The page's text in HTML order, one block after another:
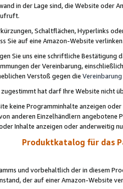
in der Lage sind, die Website oder
Schaltflächen, Hyperlinks
Sie auf eine Amazon-Website
Sie uns eine schriftliche
der Vereinbarung,
Verstoß gegen die Vereinbarung
hat darf Ihre Website nicht
keine Programminhalte anzeigen
anderen Einzelhändlern
Inhalte anzeigen oder anderweitig
Produktkatalog für das
und vorbehaltlich der in diesem
der auf einer Amazon-Website